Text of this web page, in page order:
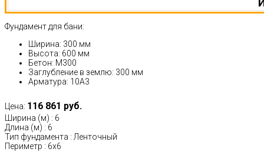
Фундамент для бани:
Ширина: 300 мм
Высота: 600 мм
Бетон: М300
Заглубление в землю: 300 мм
Арматура: 10А3
Цена: 116 861 руб.
Ширина (м) : 6
Длина (м) : 6
Тип фундамента :Ленточный
Периметр : 6х6